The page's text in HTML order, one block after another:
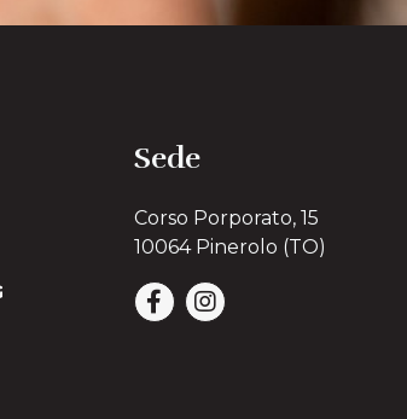
Sede
Corso Porporato, 15
10064 Pinerolo (TO)